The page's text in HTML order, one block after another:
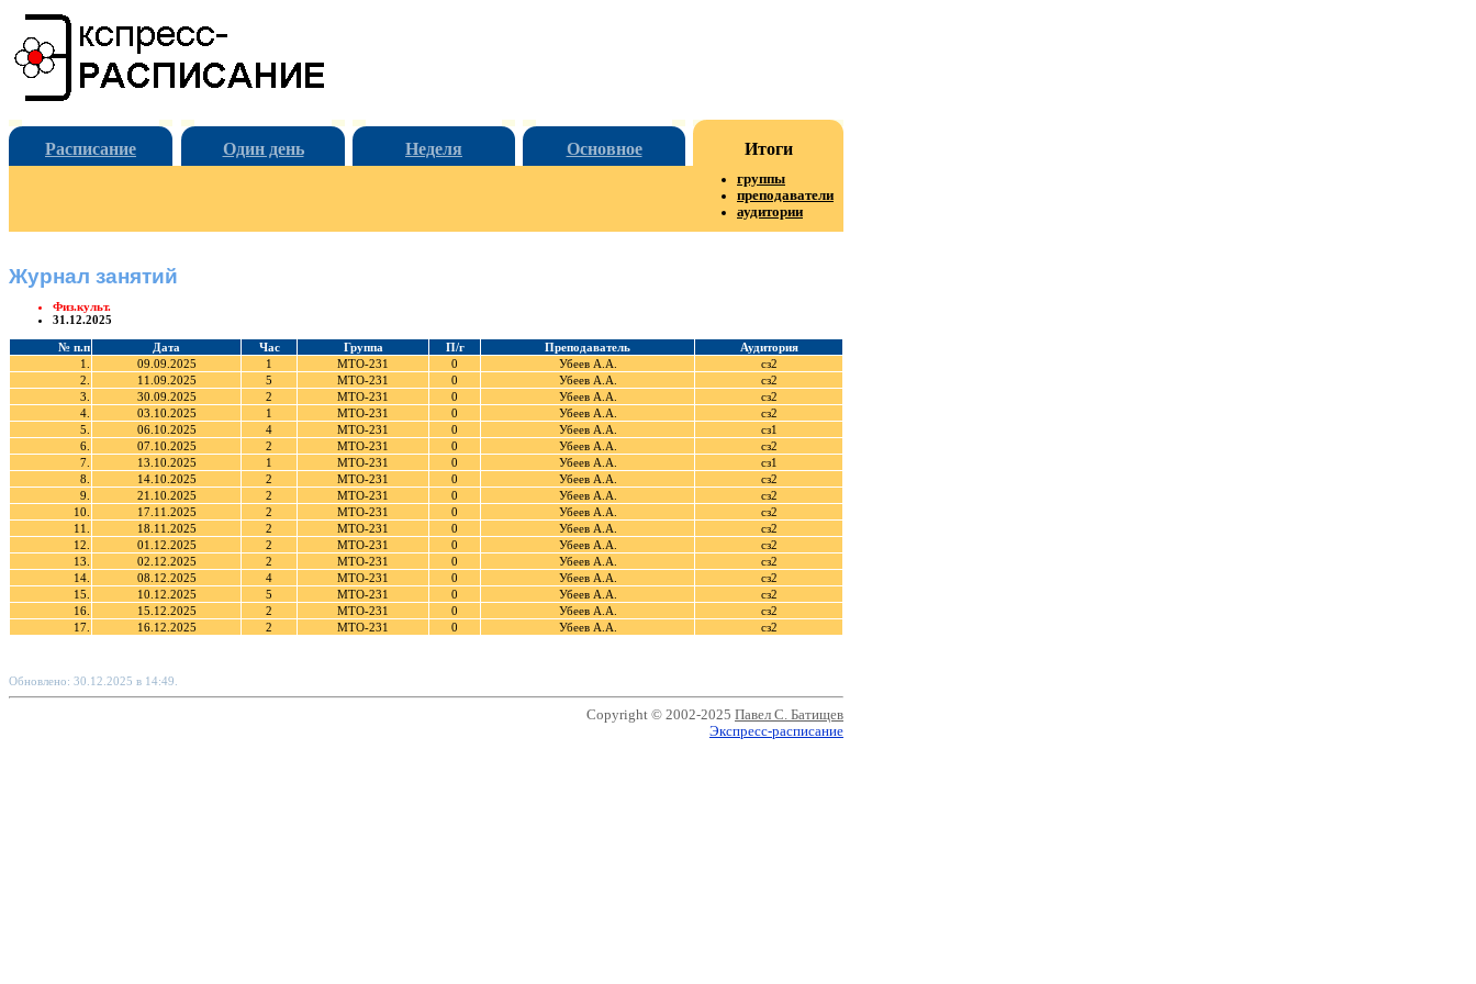
Расписание Один день Неделя Основное Итоги
группы
преподаватели
аудитории
Журнал занятий
Физ.культ.
31.12.2025
№ п.п Дата Час Группа П/г Преподаватель
Аудитория
1.
09.09.2025 1 МТО-231 0 Убеев А.А.
сз2
2.
11.09.2025 5 МТО-231 0 Убеев А.А.
сз2
3.
30.09.2025 2 МТО-231 0 Убеев А.А.
сз2
4.
03.10.2025 1 МТО-231 0 Убеев А.А.
сз2
5.
06.10.2025 4 МТО-231 0 Убеев А.А.
сз1
6.
07.10.2025 2 МТО-231 0 Убеев А.А.
сз2
7.
13.10.2025 1 МТО-231 0 Убеев А.А.
сз1
8.
14.10.2025 2 МТО-231 0 Убеев А.А.
сз2
9.
21.10.2025 2 МТО-231 0 Убеев А.А.
сз2
10.
17.11.2025 2 МТО-231 0 Убеев А.А.
сз2
11.
18.11.2025 2 МТО-231 0 Убеев А.А.
сз2
12.
01.12.2025 2 МТО-231 0 Убеев А.А.
сз2
13.
02.12.2025 2 МТО-231 0 Убеев А.А.
сз2
14.
08.12.2025 4 МТО-231 0 Убеев А.А.
сз2
15.
10.12.2025 5 МТО-231 0 Убеев А.А.
сз2
16.
15.12.2025 2 МТО-231 0 Убеев А.А.
сз2
17.
16.12.2025 2 МТО-231 0 Убеев А.А. сз2
Обновлено: 30.12.2025 в 14:49.
Copyright © 2002-2025 Павел С. Батищев
Экспресс-расписание